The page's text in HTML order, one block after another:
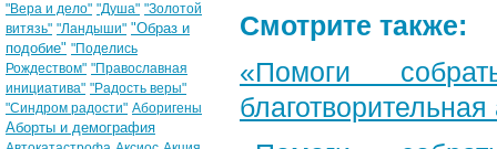
Смотрите также:
«Помоги
"Вера и дело" "Душа" "Золотой
витязь" "Ландыши" "Образ и
подобие" "Поделись
Рождеством" "Православная
инициатива" "Радость веры"
"Синдром радости" Аборигены
Аборты и демография